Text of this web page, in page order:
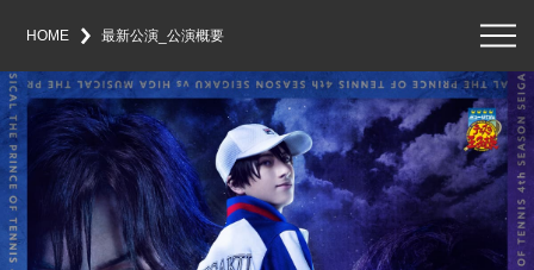
HOME 最新公演_公演概要